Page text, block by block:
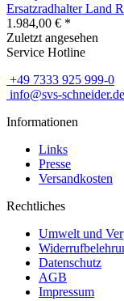
Ersatzradhalter Land
1.984,00 € *
Zuletzt angesehen
Service Hotline
+49 7333 925 999-0
info@svs-schneider.de
Informationen
Links
Presse
Versandkosten
Rechtliches
Umwelt und
Datenschutz
AGB
Impressum